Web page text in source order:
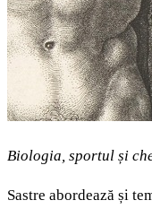
Biologia, sportul și
Sastre abordează și